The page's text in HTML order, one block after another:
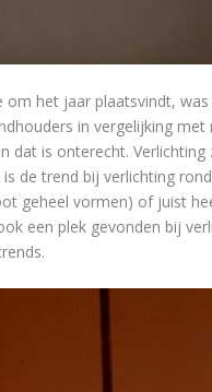
het jaar plaatsvindt,
in vergelijking
dat is onterecht.
de trend bij verlichting
geheel vormen) of juist
een plek gevonden bij